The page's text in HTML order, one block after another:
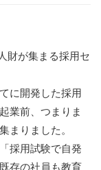
財が集まる採用セ
に開発した採用
業前、つまりま
まりました。
採用試験で自発
存の社員も教育